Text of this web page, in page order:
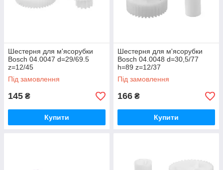
Шестерня для м'ясорубки
Bosch 04.0047 d=29/69.5
z=12/45
Під замовлення
145 ₴
Купити
Шестерня для м'ясорубки
Bosch 04.0048 d=30,5/77
h=89 z=12/37
Під замовлення
166 ₴
Купити